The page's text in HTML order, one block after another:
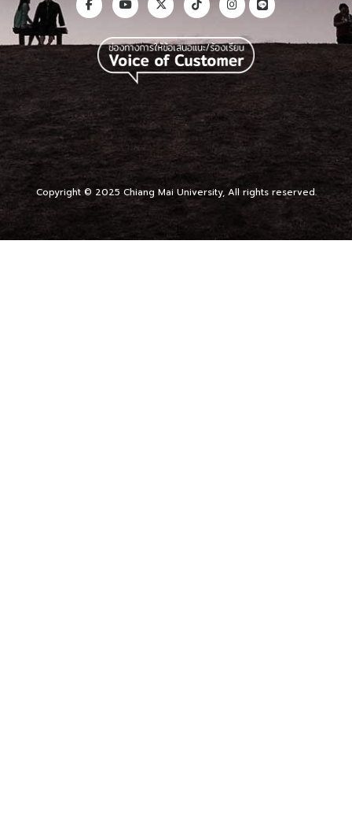
Copyright © 2025 Chiang Mai University, All rights reserved.